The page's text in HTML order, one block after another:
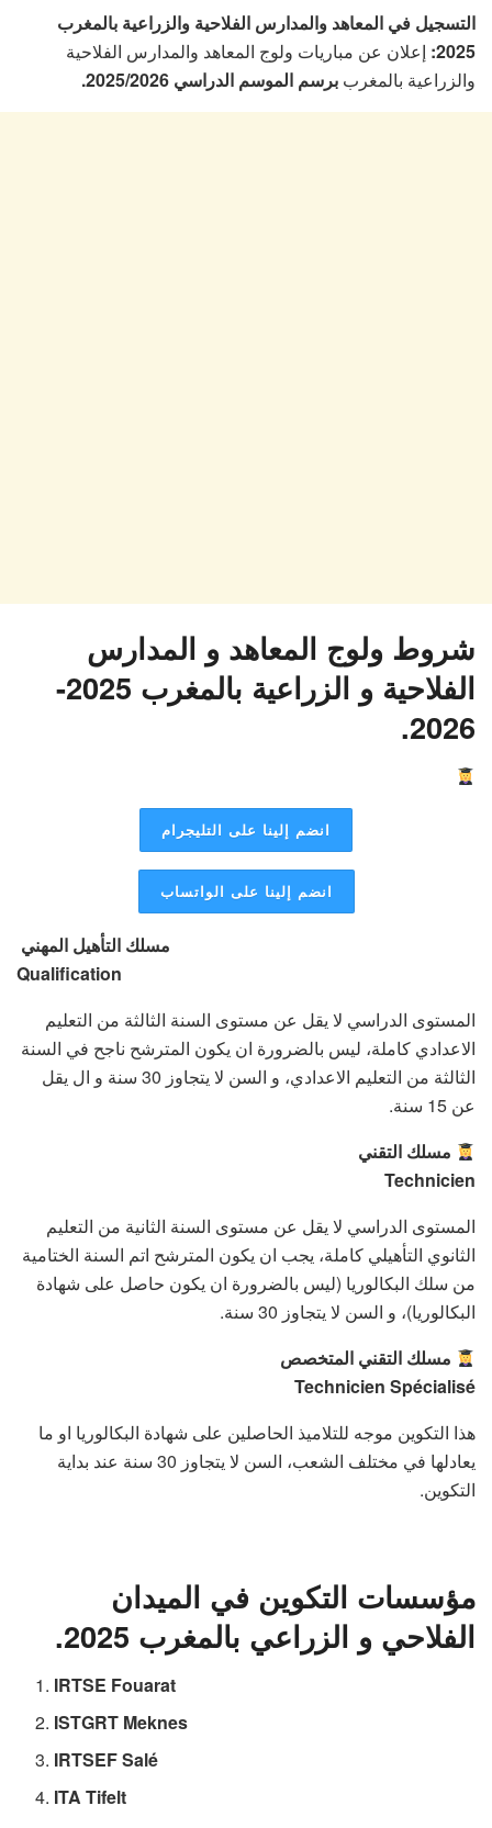
التسجيل في المعاهد والمدارس الفلاحية والزراعية بالمغرب
2025: إعلان عن مباريات ولوج المعاهد والمدارس الفلاحية
والزراعية بالمغرب برسم الموسم الدراسي 2025/2026.
شروط ولوج المعاهد و المدارس
الفلاحية و الزراعية بالمغرب 2025-
2026.
انضم إلينا على التليجرام
انضم إلينا على الواتساب
مسلك التأهيل المهني
Qualification
المستوى الدراسي لا يقل عن مستوى السنة الثالثة من التعليم
الاعدادي كاملة، ليس بالضرورة ان يكون المترشح ناجح في السنة
الثالثة من التعليم الاعدادي، و السن لا يتجاوز 30 سنة و ال يقل
عن 15 سنة.
مسلك التقني
Technicien
المستوى الدراسي لا يقل عن مستوى السنة الثانية من التعليم
الثانوي التأهيلي كاملة، يجب ان يكون المترشح اتم السنة الختامية
من سلك البكالوريا (ليس بالضرورة ان يكون حاصل على شهادة
البكالوريا)، و السن لا يتجاوز 30 سنة.
مسلك التقني المتخصص
Technicien Spécialisé
هذا التكوين موجه للتلاميذ الحاصلين على شهادة البكالوريا او ما
يعادلها في مختلف الشعب، السن لا يتجاوز 30 سنة عند بداية
التكوين.
مؤسسات التكوين في الميدان
الفلاحي و الزراعي بالمغرب 2025.
IRTSE Fouarat
ISTGRT Meknes
IRTSEF Salé
ITA Tifelt